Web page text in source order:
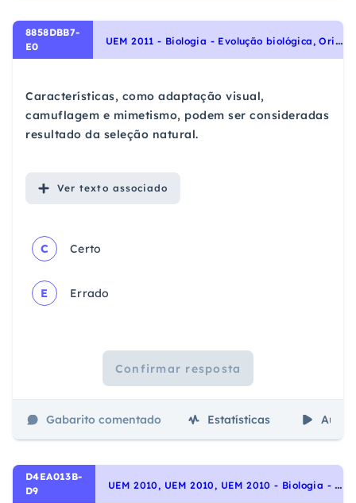
8858DBB7-
E0
U
EM 2011 - Biologia - Evolução biológica, Origem e evolução da vida
Características, como adaptação visual,
camuflagem e mimetismo, podem ser consideradas
resultado da seleção natural.
Ver texto associado
C Certo
E Errado
Confirmar resposta
Gabarito comentado Estatísticas Aulas
D4EA013B-
D9
U
EM 2010, UEM 2010, UEM 2010 - Biologia - A origem da vida na Terra, Origem e evolução da vida